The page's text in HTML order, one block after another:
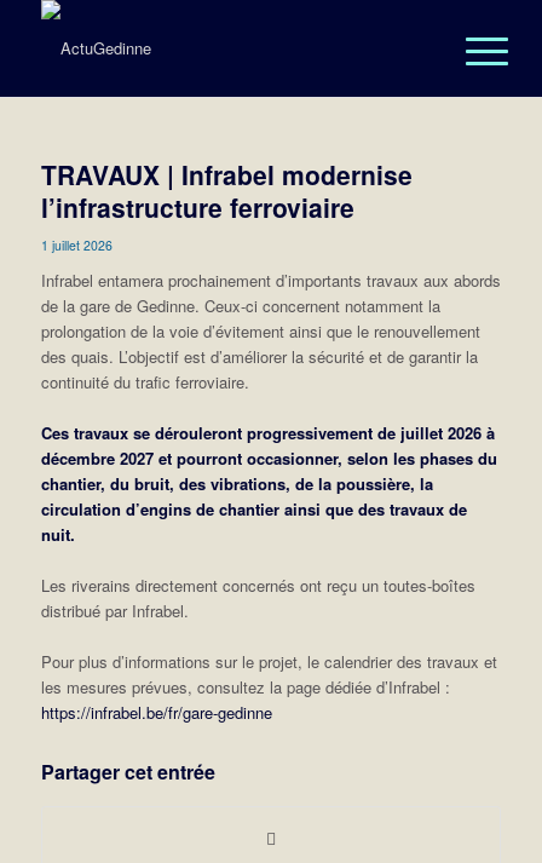
TRAVAUX | Infrabel modernise
l’infrastructure ferroviaire
1 juillet 2026
Infrabel entamera prochainement d’importants travaux aux abords
de la gare de Gedinne. Ceux-ci concernent notamment la
prolongation de la voie d’évitement ainsi que le renouvellement
des quais. L’objectif est d’améliorer la sécurité et de garantir la
continuité du trafic ferroviaire.
Ces travaux se dérouleront progressivement de juillet 2026 à
décembre 2027 et pourront occasionner, selon les phases du
chantier, du bruit, des vibrations, de la poussière, la
circulation d’engins de chantier ainsi que des travaux de
nuit.
Les riverains directement concernés ont reçu un toutes-boîtes
distribué par Infrabel.
Pour plus d’informations sur le projet, le calendrier des travaux et
les mesures prévues, consultez la page dédiée d’Infrabel :
https://infrabel.be/fr/gare-gedinne
Partager cet entrée